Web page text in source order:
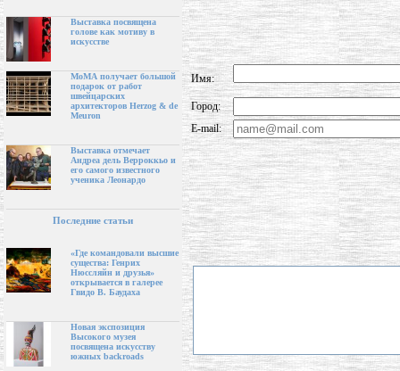
Выставка посвящена
голове как мотиву в
искусстве
МоМА получает большой
подарок от работ
швейцарских
архитекторов Herzog & de
Meuron
Выставка отмечает
Андреа дель Верроккьо и
его самого известного
ученика Леонардо
Последние статьи
«Где командовали высшие
существа: Генрих
Нюссляйн и друзья»
открывается в галерее
Гвидо В. Баудаха
Новая экспозиция
Высокого музея
посвящена искусству
южных backroads
Имя:
Город:
E-mail: